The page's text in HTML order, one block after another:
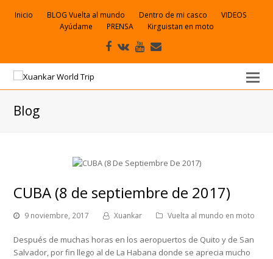
Inicio BLOG Vuelta al mundo Dentro de mi casco
VIDEOS
Ayúdame
PRENSA Kirguistan en moto
Facebook
VK Youtube
electrónico
Blog
CUBA (8 de septiembre de 2017)
9 noviembre, 2017 Xuankar Vuelta al mundo en moto
Después de muchas horas en los aeropuertos de Quito y de San
Salvador, por fin llego al de La Habana donde se aprecia mucho